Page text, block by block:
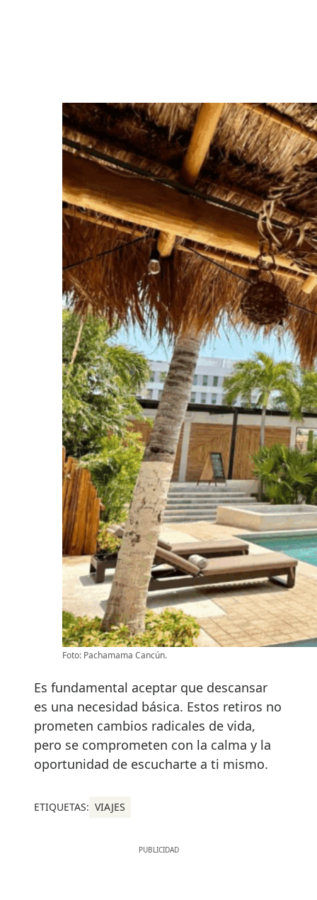
Foto: Pachamama Cancún.
Es fundamental aceptar que descansar
es una necesidad básica. Estos retiros no
prometen cambios radicales de vida,
pero se comprometen con la calma y la
oportunidad de escucharte a ti mismo.
ETIQUETAS: VIAJES